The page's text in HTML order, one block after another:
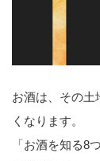
お酒は、その土
くなります。
「お酒を知る8